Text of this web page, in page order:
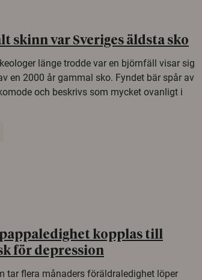
skinn var Sveriges äldsta sko
länge trodde var en björnfäll visar sig
en 2000 år gammal sko. Fyndet bär spår av
och beskrivs som mycket ovanligt i
kopplas till
för depression
tar flera månaders föräldraledighet löper